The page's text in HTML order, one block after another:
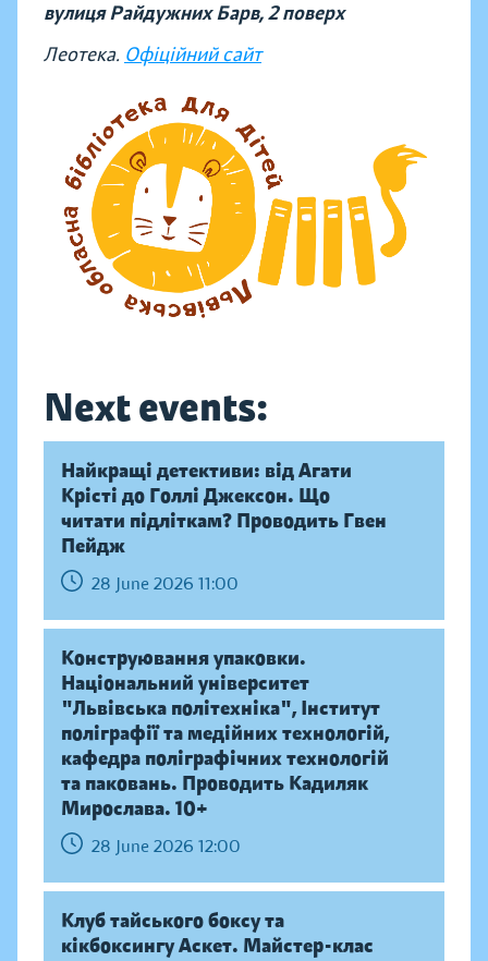
вулиця Райдужних Барв, 2 поверх
Леотека. Офіційний сайт
Next events:
Найкращі детективи: від Агати
Крісті до Голлі Джексон. Що
читати підліткам? Проводить Гвен
Пейдж
28 June 2026 11:00
Конструювання упаковки.
Національний університет
"Львівська політехніка", Інститут
поліграфії та медійних технологій,
кафедра поліграфічних технологій
та паковань. Проводить Кадиляк
Мирослава. 10+
28 June 2026 12:00
Клуб тайського боксу та
кікбоксингу Аскет. Майстер-клас